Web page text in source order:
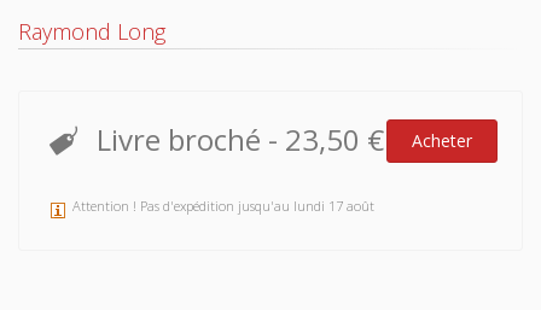
Raymond Long
Livre broché - 23,50 € Acheter
Attention ! Pas d'expédition jusqu'au lundi 17 août